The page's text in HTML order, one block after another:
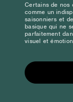
Certains de nos
comme un
saisonniers et
basique qui ne
parfaitement
visuel et